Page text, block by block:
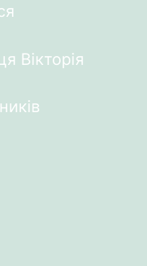
Вікторія